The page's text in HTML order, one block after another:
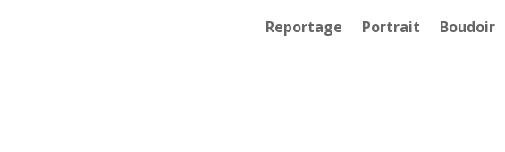
Reportage Portrait Boudoir